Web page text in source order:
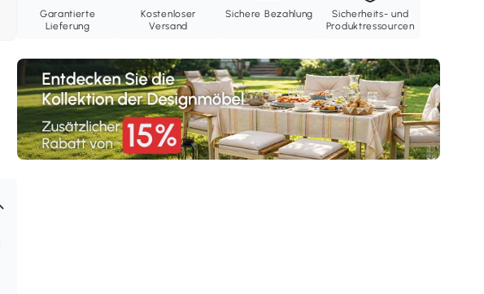
Garantierte
Lieferung
Kostenloser
Versand
Sichere Bezahlung
Sicherheits- und
Produktressourcen